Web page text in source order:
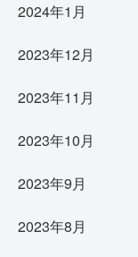
2024年1月
2023年12月
2023年11月
2023年10月
2023年9月
2023年8月